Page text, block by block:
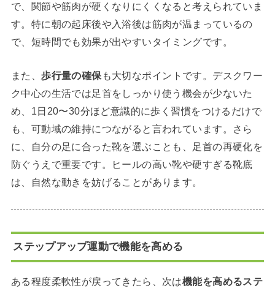
で、関節や筋肉が硬くなりにくくなると考えられていま
す。特に朝の起床後や入浴後は筋肉が温まっているの
で、短時間でも効果が出やすいタイミングです。
また、歩行量の確保 も大切なポイントです。デスクワー
ク中心の生活では足首をしっかり使う機会が少ないた
め、1日20〜30分ほど意識的に歩く習慣をつけるだけで
も、可動域の維持につながると言われています。さら
に、自分の足に合った靴を選ぶことも、足首の再硬化を
防ぐうえで重要です。ヒールの高い靴や硬すぎる靴底
は、自然な動きを妨げることがあります。
ステップアップ運動で機能を高める
ある程度柔軟性が戻ってきたら、次は機能を高めるステ